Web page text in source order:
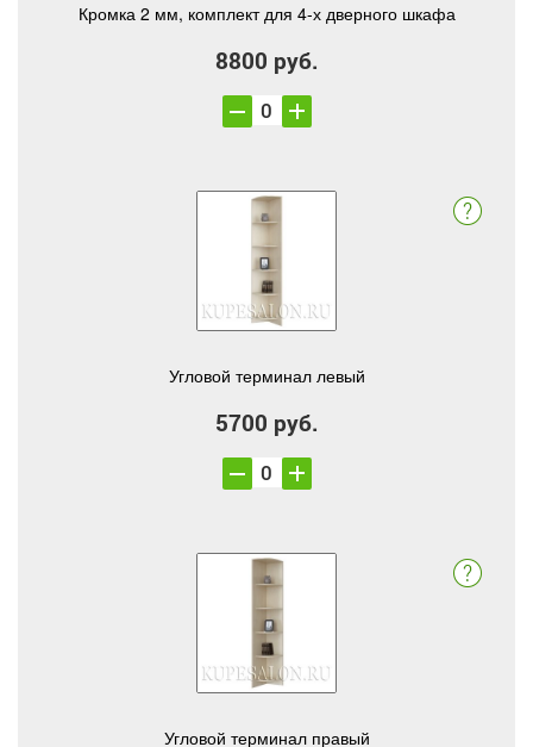
Кромка 2 мм, комплект для 4-х дверного шкафа
8800 руб.
Угловой терминал левый
5700 руб.
Угловой терминал правый